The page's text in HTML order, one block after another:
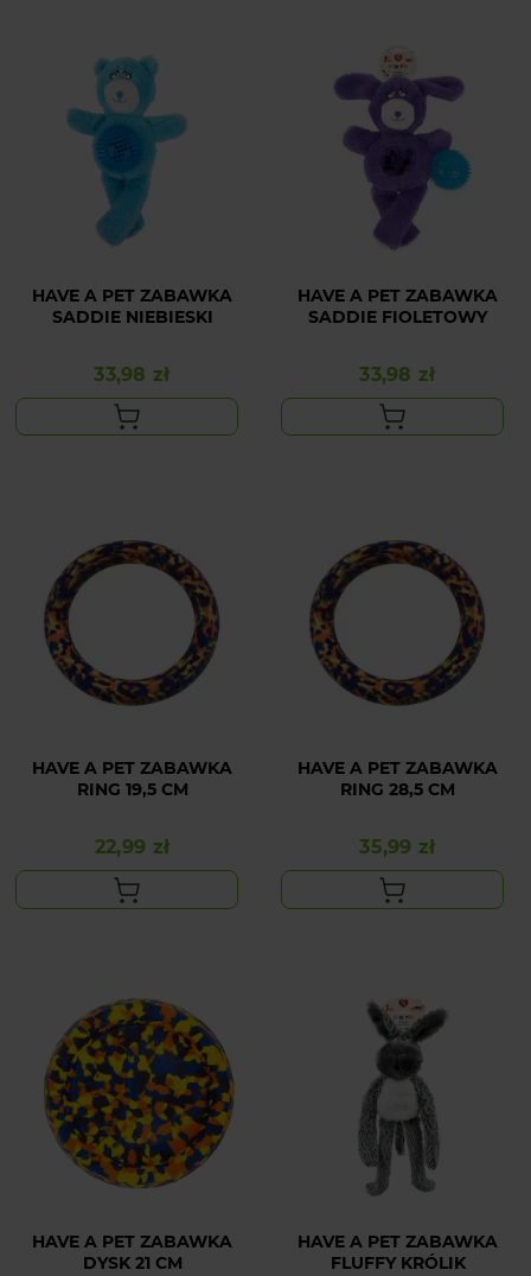
HAVE A PET ZABAWKA
SADDIE NIEBIESKI
Cena
33,98 zł
HAVE A PET ZABAWKA
SADDIE FIOLETOWY
Cena
33,98 zł
HAVE A PET ZABAWKA
RING 19,5 CM
Cena
22,99 zł
HAVE A PET ZABAWKA
RING 28,5 CM
Cena
35,99 zł
HAVE A PET ZABAWKA
DYSK 21 CM
HAVE A PET ZABAWKA
FLUFFY KRÓLIK